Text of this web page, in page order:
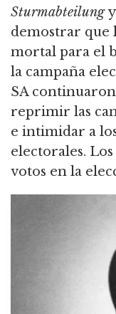
Sturmabteilung
demostrar que
mortal para el
la campaña
SA
reprimir las
e intimidar a
electorales. Los
votos en la